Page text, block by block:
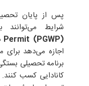
پس از پایان
شرایط
Permit (PGWP)
اجازه می‌دهد
برنامه تحصیلی
کانادایی کسب